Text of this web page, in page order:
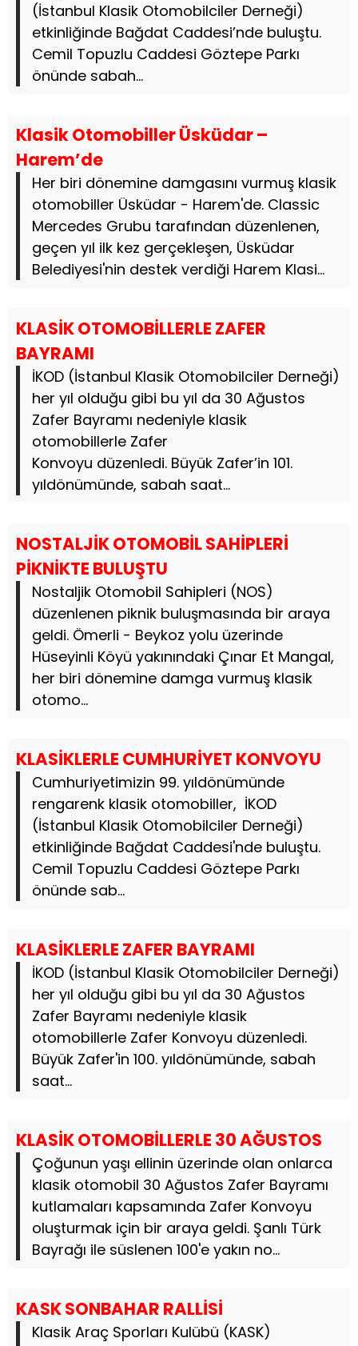
(İstanbul Klasik Otomobilciler Derneği)
etkinliğinde Bağdat Caddesi’nde buluştu.
Cemil Topuzlu Caddesi Göztepe Parkı
önünde sabah...
Klasik Otomobiller Üsküdar –
Harem’de
Her biri dönemine damgasını vurmuş klasik
otomobiller Üsküdar - Harem'de. Classic
Mercedes Grubu tarafından düzenlenen,
geçen yıl ilk kez gerçekleşen, Üsküdar
Belediyesi'nin destek verdiği Harem Klasi...
KLASİK OTOMOBİLLERLE ZAFER
BAYRAMI
İKOD (İstanbul Klasik Otomobilciler Derneği)
her yıl olduğu gibi bu yıl da 30 Ağustos
Zafer Bayramı nedeniyle klasik
otomobillerle Zafer
Konvoyu düzenledi. Büyük Zafer’in 101.
yıldönümünde, sabah saat...
NOSTALJİK OTOMOBİL SAHİPLERİ
PİKNİKTE BULUŞTU
Nostaljik Otomobil Sahipleri (NOS)
düzenlenen piknik buluşmasında bir araya
geldi. Ömerli - Beykoz yolu üzerinde
Hüseyinli Köyü yakınındaki Çınar Et Mangal,
her biri dönemine damga vurmuş klasik
otomo...
KLASİKLERLE CUMHURİYET KONVOYU
Cumhuriyetimizin 99. yıldönümünde
rengarenk klasik otomobiller, İKOD
(İstanbul Klasik Otomobilciler Derneği)
etkinliğinde Bağdat Caddesi'nde buluştu.
Cemil Topuzlu Caddesi Göztepe Parkı
önünde sab...
KLASİKLERLE ZAFER BAYRAMI
İKOD (İstanbul Klasik Otomobilciler Derneği)
her yıl olduğu gibi bu yıl da 30 Ağustos
Zafer Bayramı nedeniyle klasik
otomobillerle Zafer Konvoyu düzenledi.
Büyük Zafer'in 100. yıldönümünde, sabah
saat...
KLASİK OTOMOBİLLERLE 30 AĞUSTOS
Çoğunun yaşı ellinin üzerinde olan onlarca
klasik otomobil 30 Ağustos Zafer Bayramı
kutlamaları kapsamında Zafer Konvoyu
oluşturmak için bir araya geldi. Şanlı Türk
Bayrağı ile süslenen 100'e yakın no...
KASK SONBAHAR RALLİSİ
Klasik Araç Sporları Kulübü (KASK)